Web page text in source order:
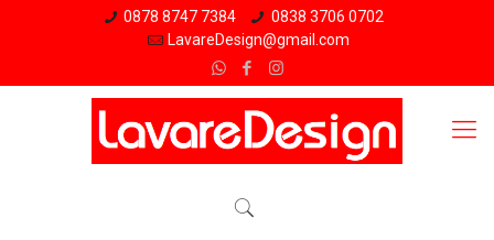
0878 8747 7384
0838 3706 0702
LavareDesign@gmail.com